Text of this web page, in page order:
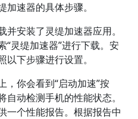
速器的具体步骤。
安装了灵缇加速器应用。
“灵缇加速器”进行下载。安
下步骤进行设置。
，你会看到“启动加速”按
动检测手机的性能状态。
一个性能报告。根据报告中